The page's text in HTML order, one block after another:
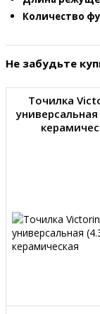
Количество
Не забудьте
Точилка